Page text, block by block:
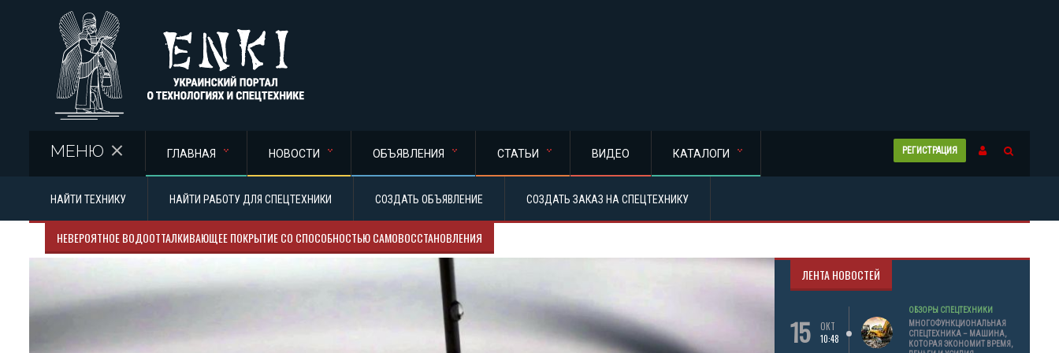
РЕГИСТРАЦИЯ
МЕНЮ ГЛАВНАЯ НОВОСТИ ОБЪЯВЛЕНИЯ СТАТЬИ ВИДЕО КАТАЛОГИ
НАЙТИ ТЕХНИКУ НАЙТИ РАБОТУ ДЛЯ СПЕЦТЕХНИКИ СОЗДАТЬ ОБЪЯВЛЕНИЕ СОЗДАТЬ ЗАКАЗ НА СПЕЦТЕХНИКУ
НЕВЕРОЯТНОЕ ВОДООТТАЛКИВАЮЩЕЕ ПОКРЫТИЕ СО СПОСОБНОСТЬЮ САМОВОССТАНОВЛЕНИЯ
ЛЕНТА НОВОСТЕЙ
15
ОКТ
10:48
ОБЗОРЫ СПЕЦТЕХНИКИ
МНОГОФУНКЦИОНАЛЬНАЯ
СПЕЦТЕХНИКА – МАШИНА,
КОТОРАЯ ЭКОНОМИТ ВРЕМЯ,